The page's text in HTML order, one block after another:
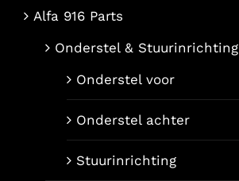
Alfa 916 Parts
Onderstel & Stuurinrichting
Onderstel voor
Onderstel achter
Stuurinrichting